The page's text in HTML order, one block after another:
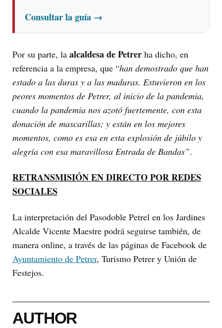
Consultar la guía →
Por su parte, la alcaldesa de Petrer ha dicho, en
referencia a la empresa, que “han demostrado que han
estado a las duras y a las maduras. Estuvieron en los
peores momentos de Petrer, al inicio de la pandemia,
cuando la pandemia nos azotó fuertemente, con esta
donación de mascarillas; y están en los mejores
momentos, como es esa en esta explosión de júbilo y
alegría con esa maravillosa Entrada de Bandas”.
RETRANSMISIÓN EN DIRECTO POR REDES
SOCIALES
La interpretación del Pasodoble Petrel en los Jardines
Alcalde Vicente Maestre podrá seguirse también, de
manera online, a través de las páginas de Facebook de
Ayuntamiento de Petrer, Turismo Petrer y Unión de
Festejos.
AUTHOR